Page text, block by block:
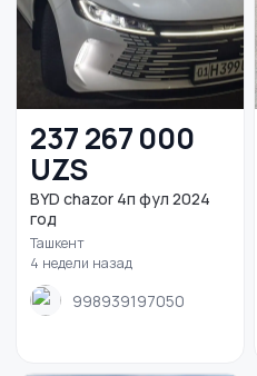
237 267 000
UZS
BYD chazor 4п фул 2024
год
Ташкент
4 недели назад
998939197050